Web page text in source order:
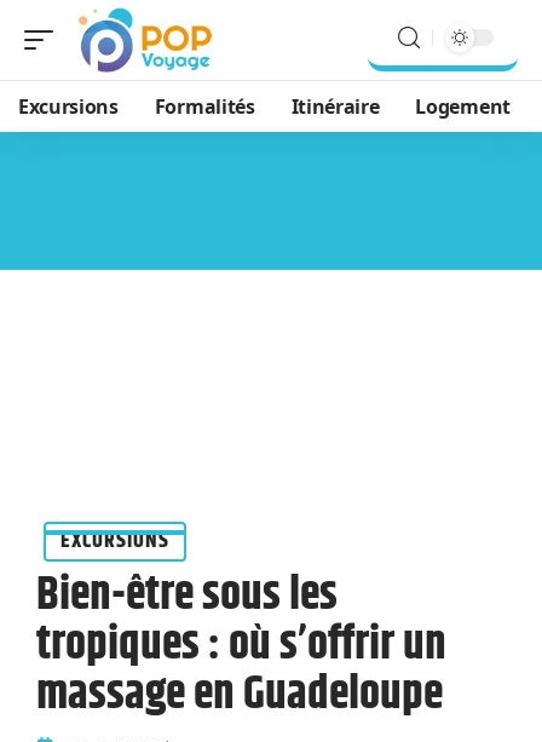
Excursions Formalités Itinéraire Logement
EXCURSIONS
Bien-être sous les
tropiques : où s’offrir un
massage en Guadeloupe